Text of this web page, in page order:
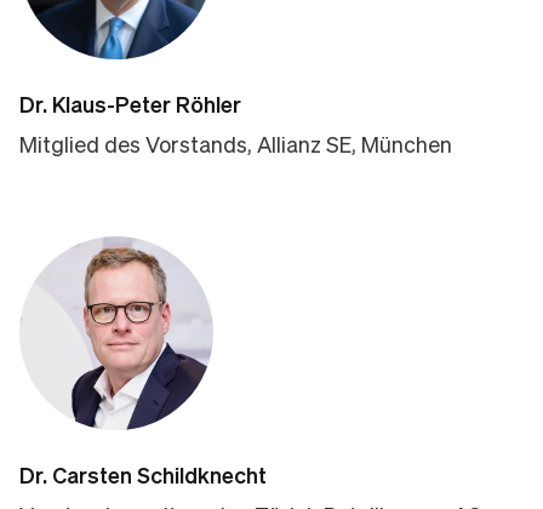
Dr. Klaus-Peter Röhler
Mitglied des Vorstands, Allianz SE, München
Dr. Carsten Schildknecht